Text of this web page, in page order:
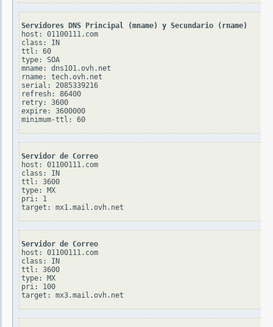
Servidores DNS Principal (mname) y Secundario (rname)
host: 01100111.com
class: IN
ttl: 60
type: SOA
mname: dns101.ovh.net
rname: tech.ovh.net
serial: 2085339216
refresh: 86400
retry: 3600
expire: 3600000
Servidor de Correo
host: 01100111.com
class: IN
ttl: 3600
type: MX
pri: 1
Servidor de Correo
host: 01100111.com
class: IN
ttl: 3600
type: MX
pri: 100